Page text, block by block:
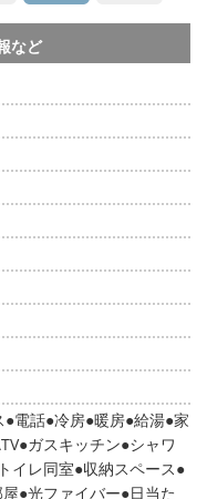
など
電話 冷房 暖房 給湯 家
ガスキッチン シャワ
イレ同室 収納スペース
光ファイバー 日当た